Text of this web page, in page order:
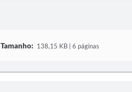
Tamanho: 138,15 KB | 6 páginas